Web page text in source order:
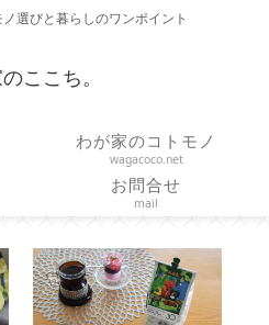
選びと暮らしのワンポイント
ここち。
わが家のコトモノ
wagacoco.net
お問合せ
mail